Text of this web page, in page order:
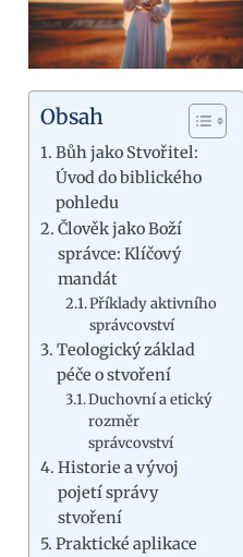
Obsah
Bůh jako Stvořitel:
Úvod do biblického
pohledu
Člověk jako Boží
správce: Klíčový
mandát
Příklady aktivního
správcovství
Teologický základ
péče o stvoření
Duchovní a etický
rozměr
správcovství
Historie a vývoj
pojetí správy
stvoření
Praktické aplikace